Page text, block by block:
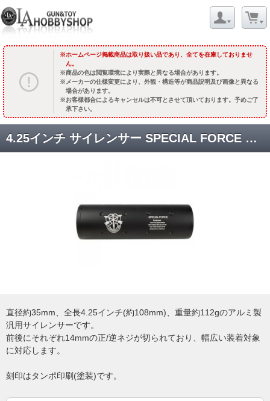
ホームページ掲載商品は取り扱い品であり、全てを在庫しておりませ
ん。
商品の色は閲覧環境により実際と異なる場合があります。
メーカーの仕様変更により、外観・構造等が商品説明及び画像と異なる
場合があります。
お客様都合によるキャンセルは不可とさせて頂いております。予めご了
承下さい。
4.25インチ サイレンサー SPECIAL FORCE 刻印 [ADC-SIL-011] [取寄]
直径約35mm、全長4.25インチ(約108mm)、重量約112gのアルミ製
汎用サイレンサーです。
前後にそれぞれ14mmの正/逆ネジが切られており、幅広い装着対象
に対応します。
刻印はタンポ印刷(塗装)です。